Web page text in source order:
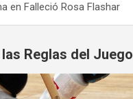
en Falleció Rosa Flashar
Reglas del Juego